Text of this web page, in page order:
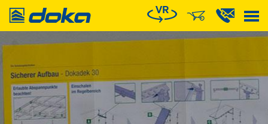
DokaNonstop top.
Xlife top Platte
Hält lange. Schalt schön.
Kommt recycelt wieder.